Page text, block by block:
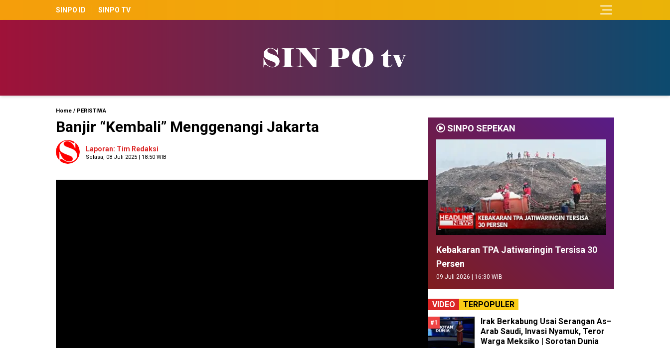
SINPO ID SINPO TV
Home / PERISTIWA
Banjir “Kembali” Menggenangi Jakarta
Laporan: Tim Redaksi
Selasa, 08 Juli 2025 | 18:50 WIB
SINPO SEPEKAN
Kebakaran TPA Jatiwaringin Tersisa 30
Persen
09 Juli 2026 | 16:30 WIB
VIDEO TERPOPULER
#1
Irak Berkabung Usai Serangan As–
Arab Saudi, Invasi Nyamuk, Teror
Warga Meksiko | Sorotan Dunia